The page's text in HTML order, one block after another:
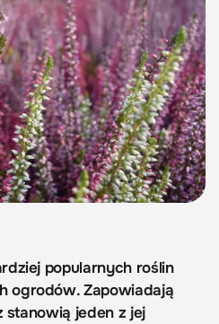
popularnych roślin
ogrodów. Zapowiadają
stanowią jeden z jej